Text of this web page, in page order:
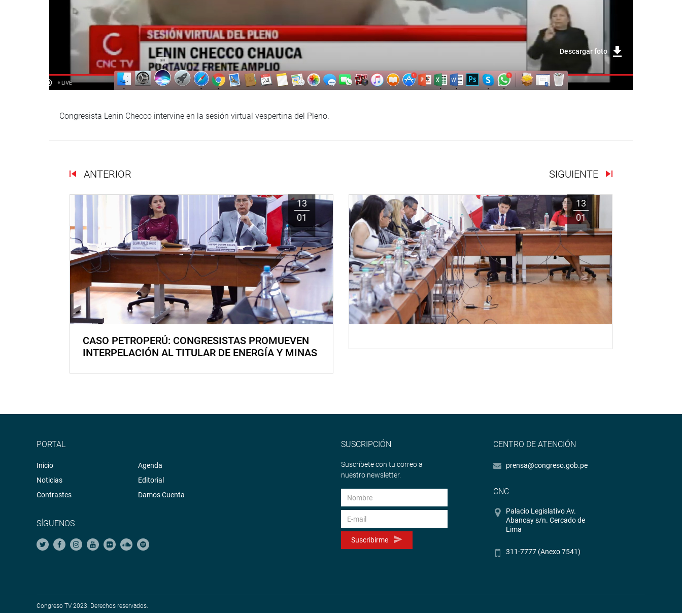
Descargar foto
Congresista Lenin Checco intervine en la sesión virtual vespertina del Pleno.
ANTERIOR SIGUIENTE
13
01
CASO PETROPERÚ: CONGRESISTAS PROMUEVEN
INTERPELACIÓN AL TITULAR DE ENERGÍA Y MINAS
13
01
PORTAL
Inicio
Noticias
Contrastes
Agenda
Editorial
Damos Cuenta
SÍGUENOS
SUSCRIPCIÓN
Suscríbete con tu correo a
nuestro newsletter.
Suscribirme
CENTRO DE ATENCIÓN
prensa@congreso.gob.pe
CNC
Palacio Legislativo Av.
Abancay s/n. Cercado de
Lima
311-7777 (Anexo 7541)
Congreso TV 2023. Derechos reservados.